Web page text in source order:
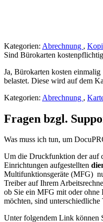
Kategorien: Abrechnung ,
Sind Bürokarten
Ja, Bürokarten kosten
belastet. Diese wird auf dem
Kategorien: Abrechnung ,
Fragen bzgl.
Was muss ich tun, um
Um die Druckfunktion der auf
Einrichtungen aufgestellten
Multifunktionsgeräte (MFG)
Treiber auf Ihrem
ob Sie ein MFG mit oder ohne
möchten, sind
Unter folgendem Link können